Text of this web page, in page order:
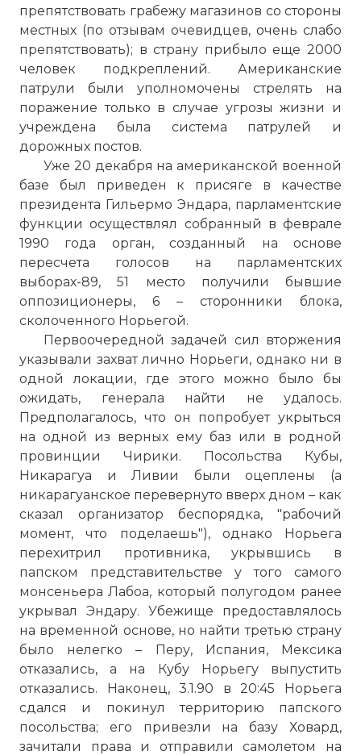
препятствовать грабежу магазинов со стороны
местных (по отзывам очевидцев, очень слабо
препятствовать); в страну прибыло еще 2000
человек подкреплений. Американские
патрули были уполномочены стрелять на
поражение только в случае угрозы жизни и
учреждена была система патрулей и
дорожных постов.
Уже 20 декабря на американской военной
базе был приведен к присяге в качестве
президента Гильермо Эндара, парламентские
функции осуществлял собранный в феврале
1990 года орган, созданный на основе
пересчета голосов на парламентских
выборах-89, 51 место получили бывшие
оппозиционеры, 6 – сторонники блока,
сколоченного Норьегой.
Первоочередной задачей сил вторжения
указывали захват лично Норьеги, однако ни в
одной локации, где этого можно было бы
ожидать, генерала найти не удалось.
Предполагалось, что он попробует укрыться
на одной из верных ему баз или в родной
провинции Чирики. Посольства Кубы,
Никарагуа и Ливии были оцеплены (а
никарагуанское перевернуто вверх дном – как
сказал организатор беспорядка, "рабочий
момент, что поделаешь"), однако Норьега
перехитрил противника, укрывшись в
папском представительстве у того самого
монсеньера Лабоа, который полугодом ранее
укрывал Эндару. Убежище предоставлялось
на временной основе, но найти третью страну
было нелегко – Перу, Испания, Мексика
отказались, а на Кубу Норьегу выпустить
отказались. Наконец, 3.1.90 в 20:45 Норьега
сдался и покинул территорию папского
посольства; его привезли на базу Ховард,
зачитали права и отправили самолетом на